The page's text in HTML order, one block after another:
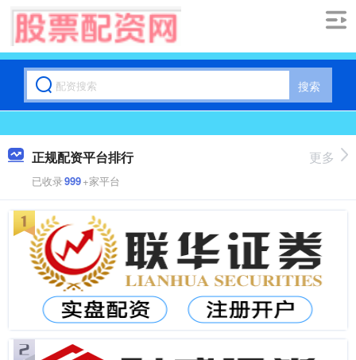
搜索
正规配资平台排行
已收录999+家平台
更多